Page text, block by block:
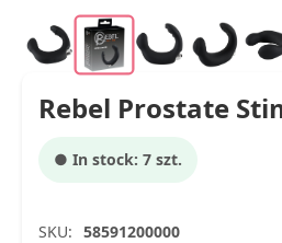
Rebel Prostate
● In stock: 7 szt.
SKU: 58591200000